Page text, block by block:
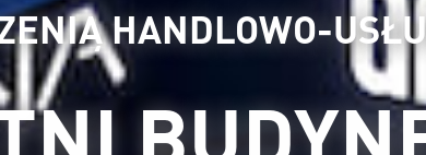
HANDLOWO-